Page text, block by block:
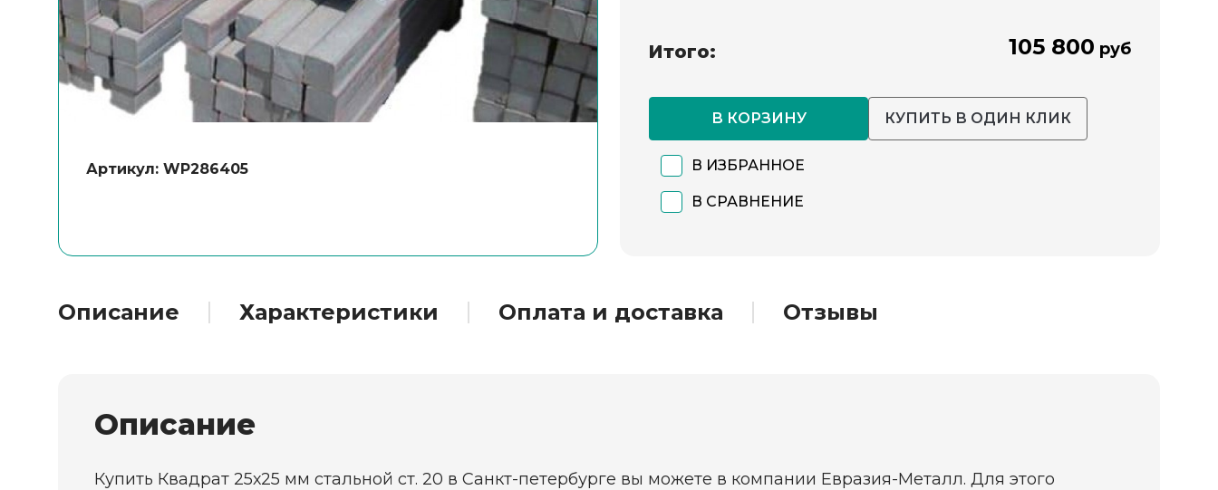
Артикул: WP286405
Итого: 105 800 руб
В КОРЗИНУ КУПИТЬ В ОДИН КЛИК
В ИЗБРАННОЕ
В СРАВНЕНИЕ
Описание Характеристики Оплата и доставка Отзывы
Описание
Купить Квадрат 25х25 мм стальной ст. 20 в Санкт-петербурге вы можете в компании Евразия-Металл. Для этого